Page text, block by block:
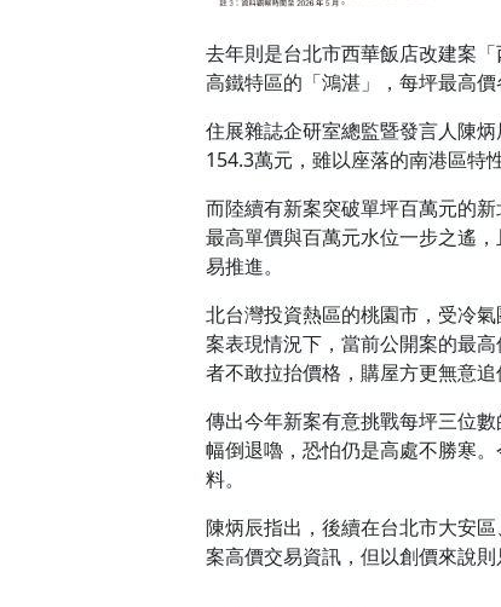
去年則是台北市西華飯店改建案
高鐵特區的「鴻湛」，每坪最高
住展雜誌企研室總監暨發言人陳
154.3萬元，雖以座落的南港區特
而陸續有新案突破單坪百萬元的
最高單價與百萬元水位一步之遙
易推進。
北台灣投資熱區的桃園市，受冷
案表現情況下，當前公開案的最
者不敢拉抬價格，購屋方更無意追
傳出今年新案有意挑戰每坪三位
幅倒退嚕，恐怕仍是高處不勝寒
料。
陳炳辰指出，後續在台北市大安
案高價交易資訊，但以創價來說